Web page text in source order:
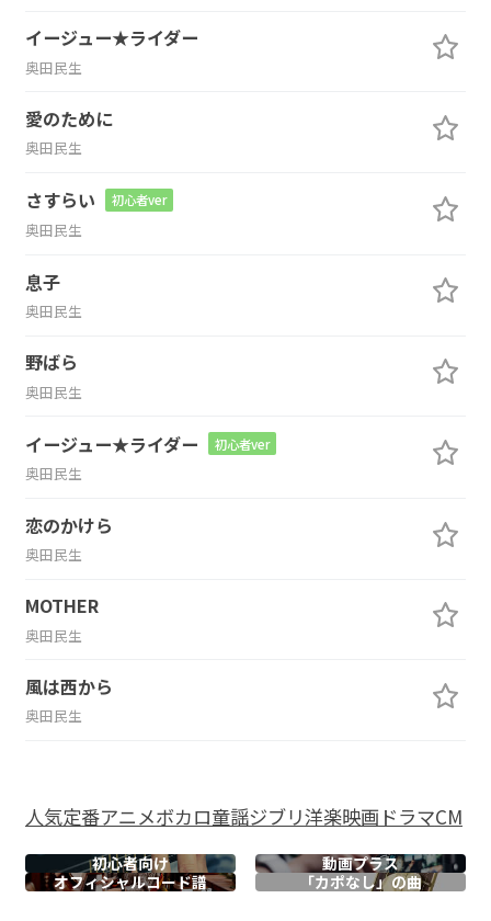
イージュー★ライダー
奥田民生
愛のために
奥田民生
さすらい 初心者ver
奥田民生
息子
奥田民生
野ばら
奥田民生
イージュー★ライダー 初心者ver
奥田民生
恋のかけら
奥田民生
MOTHER
奥田民生
風は西から
奥田民生
人気定番アニメボカロ童謡ジブリ洋楽映画ドラマCM
初心者向け
動画プラス
オフィシャルコード譜 「カポなし」の曲